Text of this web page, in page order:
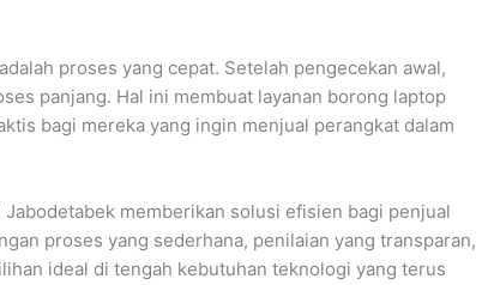
proses yang cepat. Setelah pengecekan awal,
panjang. Hal ini membuat layanan borong laptop
bagi mereka yang ingin menjual perangkat dalam
memberikan solusi efisien bagi penjual
proses yang sederhana, penilaian yang transparan,
ideal di tengah kebutuhan teknologi yang terus